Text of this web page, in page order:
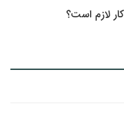
لازم است؟